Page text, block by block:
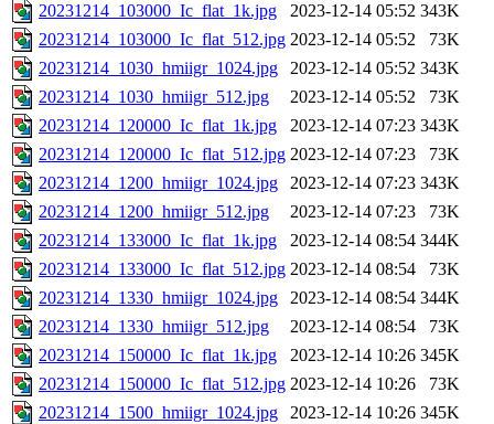
20231214_103000_Ic_flat_1k.jpg
2023-12-14 05:52 343K
20231214_103000_Ic_flat_512.jpg 2023-12-14 05:52
73K
20231214_1030_hmiigr_1024.jpg
2023-12-14 05:52 343K
20231214_1030_hmiigr_512.jpg
2023-12-14 05:52
73K
20231214_120000_Ic_flat_1k.jpg
2023-12-14 07:23 343K
20231214_120000_Ic_flat_512.jpg 2023-12-14 07:23
73K
20231214_1200_hmiigr_1024.jpg
2023-12-14 07:23 343K
20231214_1200_hmiigr_512.jpg
2023-12-14 07:23
73K
20231214_133000_Ic_flat_1k.jpg
2023-12-14 08:54 344K
20231214_133000_Ic_flat_512.jpg 2023-12-14 08:54
73K
20231214_1330_hmiigr_1024.jpg
2023-12-14 08:54 344K
20231214_1330_hmiigr_512.jpg
2023-12-14 08:54
73K
20231214_150000_Ic_flat_1k.jpg
2023-12-14 10:26 345K
20231214_150000_Ic_flat_512.jpg 2023-12-14 10:26
73K
20231214_1500_hmiigr_1024.jpg
2023-12-14 10:26 345K